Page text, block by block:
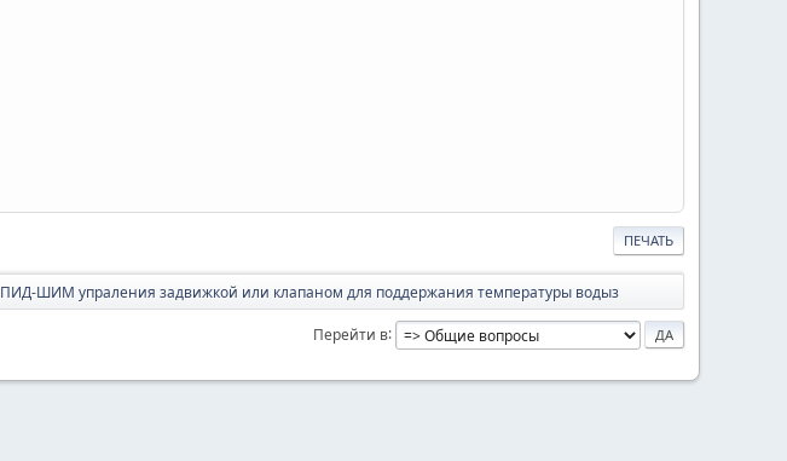
ПЕЧАТЬ
ПИД-ШИМ упраления задвижкой или клапаном для поддержания температуры водыз
Перейти в